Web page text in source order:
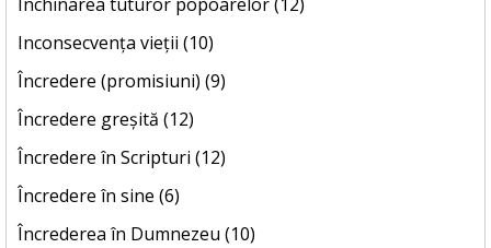
Inconsecvența vieții (10)
Încredere (promisiuni) (9)
Încredere greșită (12)
Încredere în Scripturi (12)
Încredere în sine (6)
Încrederea în Dumnezeu (10)